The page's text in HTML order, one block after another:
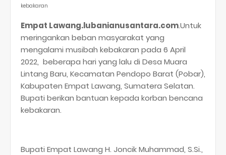
kebakaran
Empat Lawang.lubanianusantara.com.Untuk
meringankan beban masyarakat yang
mengalami musibah kebakaran pada 6 April
2022, beberapa hari yang lalu di Desa Muara
Lintang Baru, Kecamatan Pendopo Barat (Pobar),
Kabupaten Empat Lawang, Sumatera Selatan.
Bupati berikan bantuan kepada korban bencana
kebakaran.
Bupati Empat Lawang H. Joncik Muhammad, S.Si.,